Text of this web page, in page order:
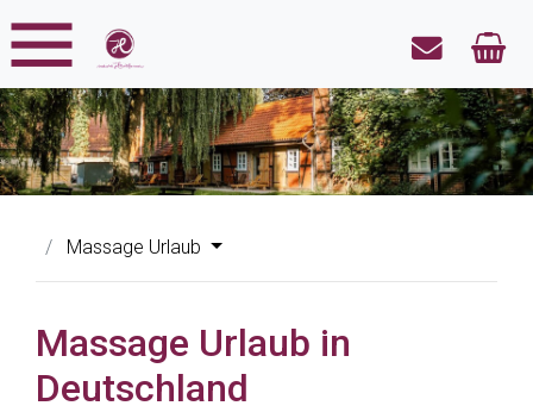
Massage Urlaub
Massage Urlaub in
Deutschland